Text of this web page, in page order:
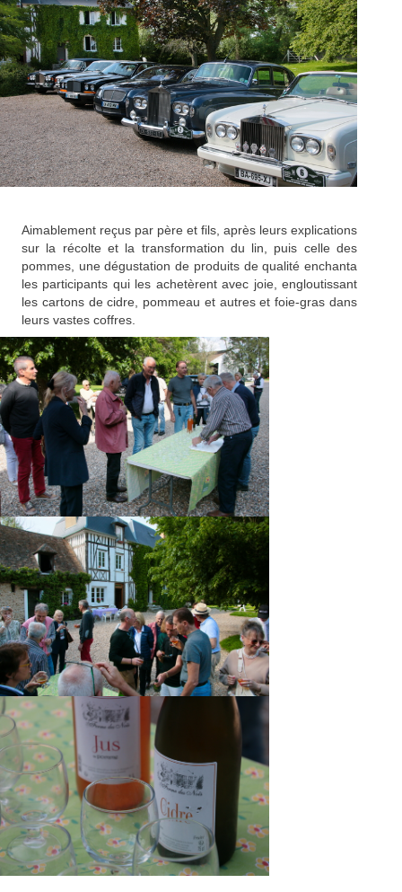
Aimablement reçus par père et fils, après leurs explications
sur la récolte et la transformation du lin, puis celle des
pommes, une dégustation de produits de qualité enchanta
les participants qui les achetèrent avec joie, engloutissant
les cartons de cidre, pommeau et autres et foie-gras dans
leurs vastes coffres.